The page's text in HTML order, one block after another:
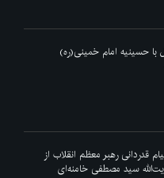
با حسینیه امام خمینی(ره)
قدردانی رهبر معظم انقلاب از
سید مصطفی خامنه‌ای